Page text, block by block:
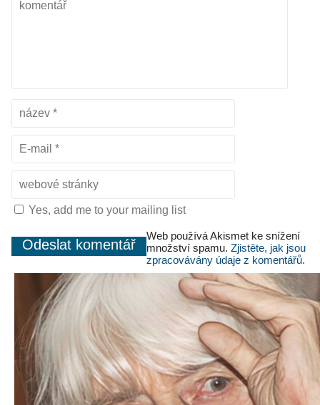
Yes, add me to your mailing list
Web používá Akismet ke snížení
množství spamu. Zjistěte, jak jsou
zpracovávány údaje z komentářů.